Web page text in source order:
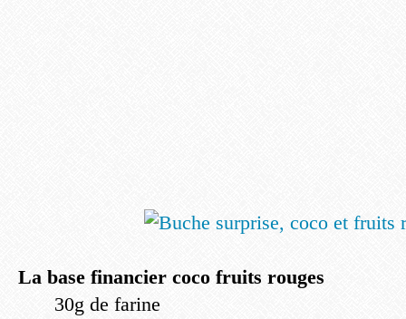
La base financier coco fruits rouges
30g de farine